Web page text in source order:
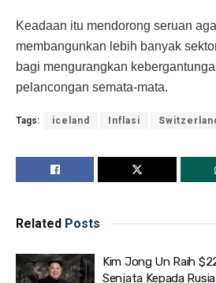
Keadaan itu mendorong seruan
membangunkan lebih banyak
bagi mengurangkan
pelancongan semata-mata.
Tags: iceland Inflasi
Related Posts
Kim Jong Un Raih
Senjata Kepada